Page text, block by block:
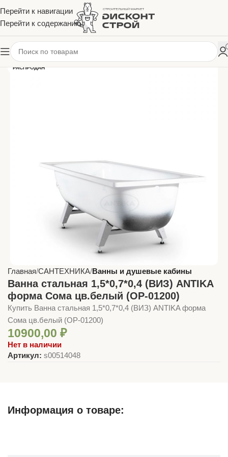
Перейти к навигации
Перейти к содержанию
РАСПРОДАН
Главная САНТЕХНИКА Ванны и душевые кабины
Ванна стальная 1,5*0,7*0,4 (ВИЗ) ANTIKA
форма Сома цв.белый (ОР-01200)
Купить Ванна стальная 1,5*0,7*0,4 (ВИЗ) ANTIKA форма
Сома цв.белый (ОР-01200)
10900,00 ₽
Нет в наличии
Артикул: s00514048
Информация о товаре: